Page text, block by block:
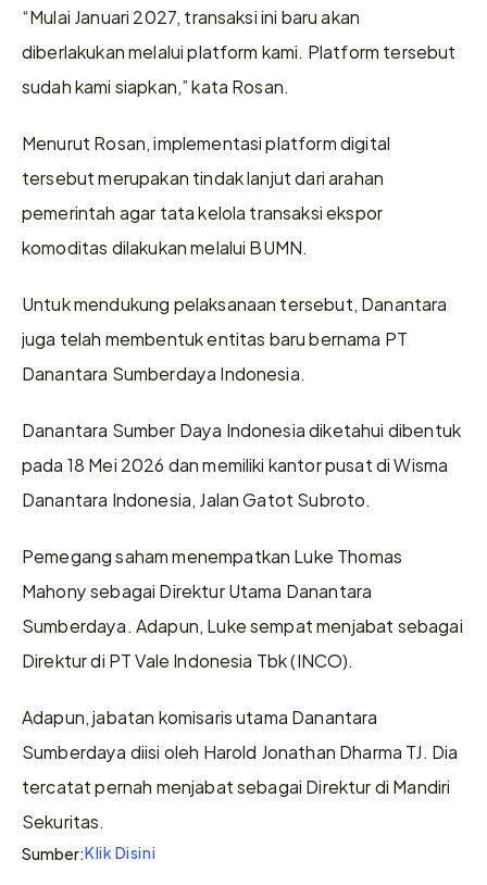
“Mulai Januari 2027, transaksi ini baru akan
diberlakukan melalui platform kami. Platform tersebut
sudah kami siapkan,” kata Rosan.
Menurut Rosan, implementasi platform digital
tersebut merupakan tindak lanjut dari arahan
pemerintah agar tata kelola transaksi ekspor
komoditas dilakukan melalui BUMN.
Untuk mendukung pelaksanaan tersebut, Danantara
juga telah membentuk entitas baru bernama PT
Danantara Sumberdaya Indonesia.
Danantara Sumber Daya Indonesia diketahui dibentuk
pada 18 Mei 2026 dan memiliki kantor pusat di Wisma
Danantara Indonesia, Jalan Gatot Subroto.
Pemegang saham menempatkan Luke Thomas
Mahony sebagai Direktur Utama Danantara
Sumberdaya. Adapun, Luke sempat menjabat sebagai
Direktur di PT Vale Indonesia Tbk (INCO).
Adapun, jabatan komisaris utama Danantara
Sumberdaya diisi oleh Harold Jonathan Dharma TJ. Dia
tercatat pernah menjabat sebagai Direktur di Mandiri
Sekuritas.
Sumber:Klik Disini